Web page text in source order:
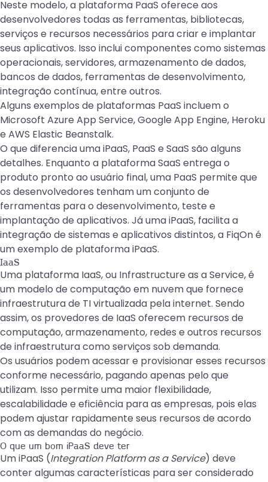
Neste modelo, a plataforma PaaS oferece aos
desenvolvedores todas as ferramentas, bibliotecas,
serviços e recursos necessários para criar e implantar
seus aplicativos. Isso inclui componentes como sistemas
operacionais, servidores, armazenamento de dados,
bancos de dados, ferramentas de desenvolvimento,
integração contínua, entre outros.
Alguns exemplos de plataformas PaaS incluem o
Microsoft Azure App Service, Google App Engine, Heroku
e AWS Elastic Beanstalk.
O que diferencia uma iPaaS, PaaS e SaaS são alguns
detalhes. Enquanto a plataforma SaaS entrega o
produto pronto ao usuário final, uma PaaS permite que
os desenvolvedores tenham um conjunto de
ferramentas para o desenvolvimento, teste e
implantação de aplicativos. Já uma iPaaS, facilita a
integração de sistemas e aplicativos distintos, a FiqOné
um exemplo de plataforma iPaaS.
IaaS
Uma plataforma IaaS, ou Infrastructure as a Service, é
um modelo de computação em nuvem que fornece
infraestrutura de TI virtualizada pela internet. Sendo
assim, os provedores de IaaS oferecem recursos de
computação, armazenamento, redes e outros recursos
de infraestrutura como serviços sob demanda.
Os usuários podem acessar e provisionar esses recursos
conforme necessário, pagando apenas pelo que
utilizam. Isso permite uma maior flexibilidade,
escalabilidade e eficiência para as empresas, pois elas
podem ajustar rapidamente seus recursos de acordo
com as demandas do negócio.
O que um bom iPaaS deve ter
Um iPaaS (Integration Platform as a Service) deve
conter algumas características para ser considerado